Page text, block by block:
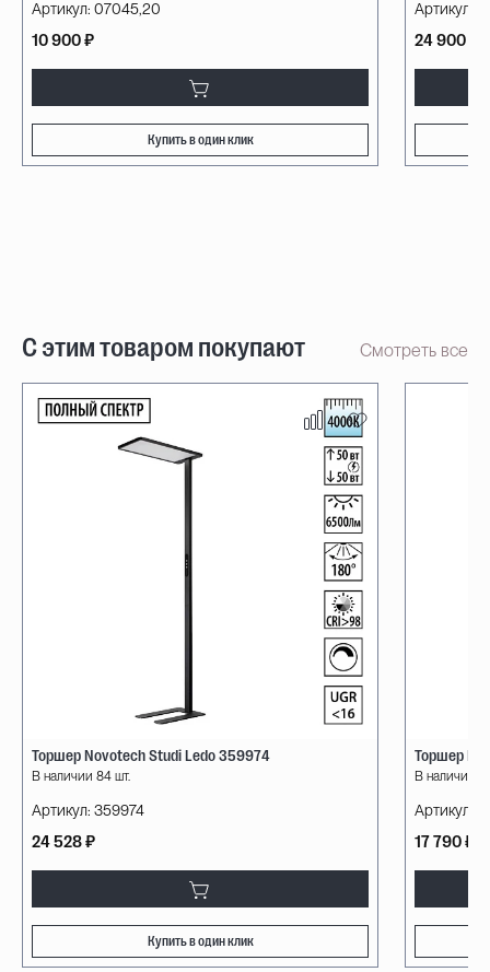
Артикул: 07045,20
10 900 ₽
Купить в один клик
Артикул:
24 900 ₽
С этим товаром покупают Смотреть все
Торшер Novotech Studi Ledo 359974
В наличии 84 шт.
Артикул: 359974
24 528 ₽
Купить в один клик
Торшер
В наличии
Артикул:
17 790 ₽